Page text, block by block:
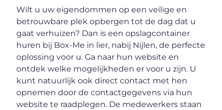
Wilt u uw eigendommen op een veilige en
betrouwbare plek opbergen tot de dag dat u
gaat verhuizen? Dan is een opslagcontainer
huren bij Box-Me in lier, nabij Nijlen, de perfecte
oplossing voor u. Ga naar hun website en
ontdek welke mogelijkheden er voor u zijn. U
kunt natuurlijk ook direct contact met hen
opnemen door de contactgegevens via hun
website te raadplegen. De medewerkers staan